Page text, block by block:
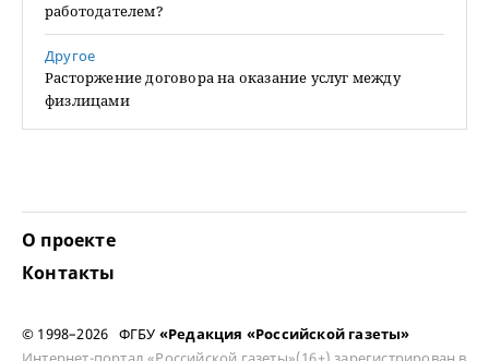
работодателем?
Другое
Расторжение договора на оказание услуг между
физлицами
О проекте
Контакты
© 1998–2026 ФГБУ «Редакция «Российской газеты»